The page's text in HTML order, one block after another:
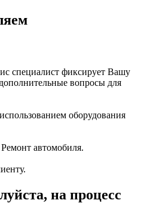
специалист фиксирует Вашу
дополнительные вопросы для
оборудования
автомобиля.
на процесс